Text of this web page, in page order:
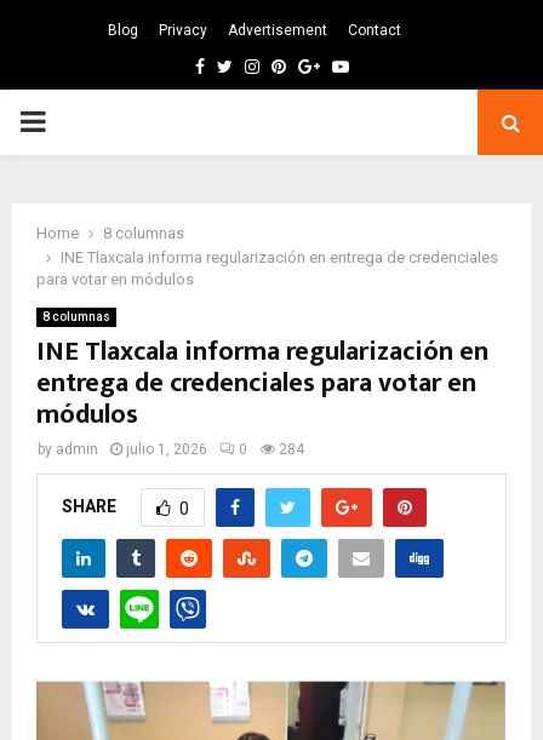
Blog Privacy Advertisement Contact
Facebook
TwitterInstagram
Pinterest
GoogleYoutube
PRIMARY
Home
8 columnas
INE Tlaxcala informa regularización en entrega de credenciales
para votar en módulos
8 columnas
INE Tlaxcala informa regularización en
entrega de credenciales para votar en
módulos
by admin julio 1, 2026 0 284
SHARE 0